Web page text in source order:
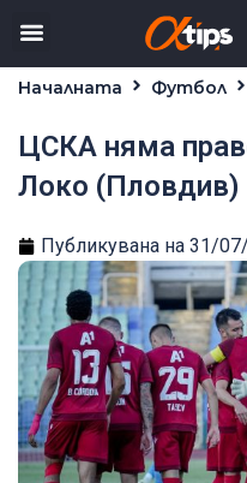
Началната
Футбол
ЦСКА няма
Локо (Пловдив)
Публикувана на 31/